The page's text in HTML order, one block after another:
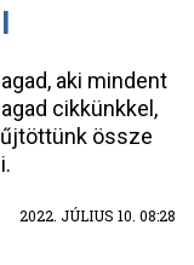
aki mindent
cikkünkkel,
össze
2022. JÚLIUS 10. 08:28